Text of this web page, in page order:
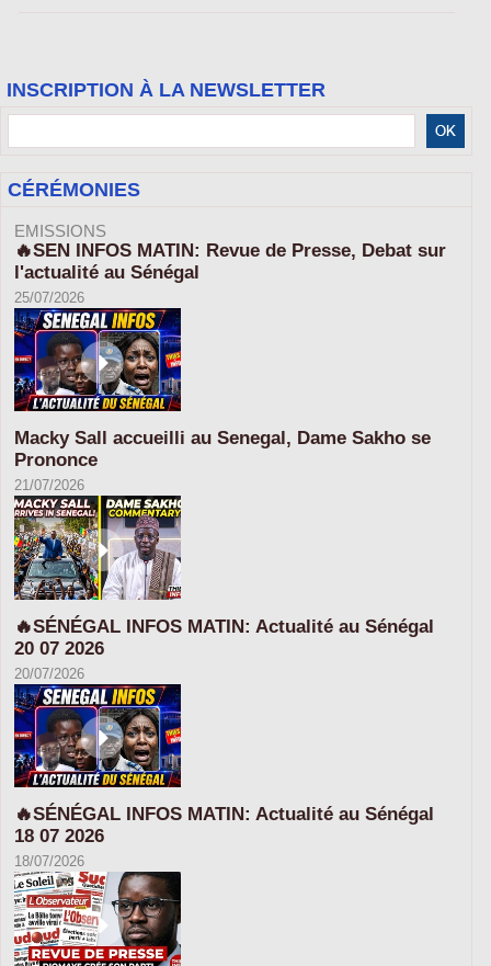
INSCRIPTION À LA NEWSLETTER
CÉRÉMONIES
EMISSIONS
🔥SEN INFOS MATIN: Revue de Presse, Debat sur
l'actualité au Sénégal
25/07/2026
Macky Sall accueilli au Senegal, Dame Sakho se
Prononce
21/07/2026
🔥SÉNÉGAL INFOS MATIN: Actualité au Sénégal
20 07 2026
20/07/2026
🔥SÉNÉGAL INFOS MATIN: Actualité au Sénégal
18 07 2026
18/07/2026